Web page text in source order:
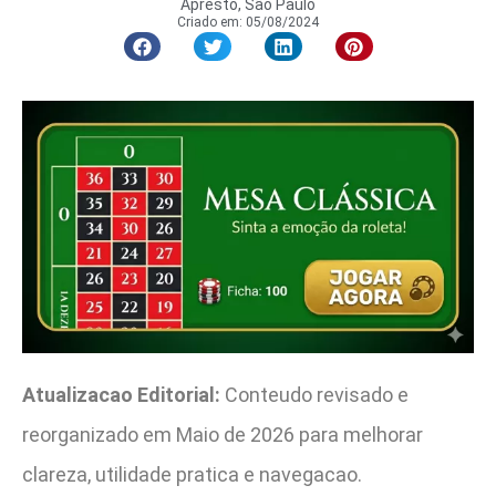
Apresto, São Paulo
Criado em: 05/08/2024
Atualizacao Editorial: Conteudo revisado e
reorganizado em Maio de 2026 para melhorar
clareza, utilidade pratica e navegacao.